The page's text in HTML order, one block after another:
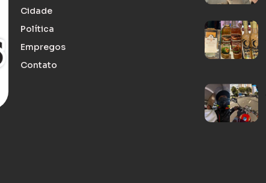
Cidade
Política
Empregos
Contato